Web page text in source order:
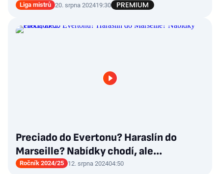
Liga mistrů 20. srpna 202419:30
Preciado do Evertonu? Haraslín do
Marseille? Nabídky chodí, ale...
Ročník 2024/25 12. srpna 202404:50